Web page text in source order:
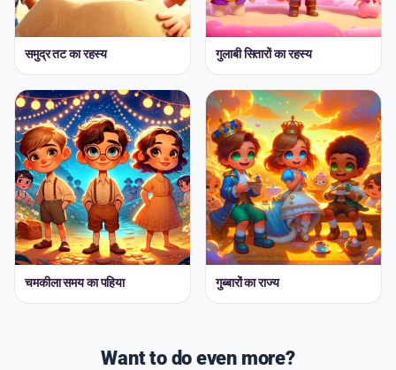
समुद्र तट का रहस्य गुलाबी सितारों का रहस्य
चमकीला समय का पहिया गुब्बारों का राज्य
Want to do even more?